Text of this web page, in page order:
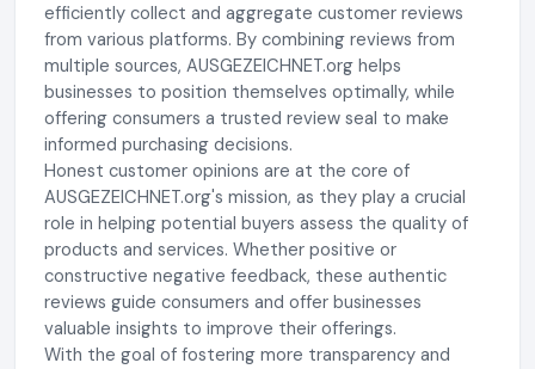
efficiently collect and aggregate customer reviews
from various platforms. By combining reviews from
multiple sources, AUSGEZEICHNET.org helps
businesses to position themselves optimally, while
offering consumers a trusted review seal to make
informed purchasing decisions.
Honest customer opinions are at the core of
AUSGEZEICHNET.org's mission, as they play a crucial
role in helping potential buyers assess the quality of
products and services. Whether positive or
constructive negative feedback, these authentic
reviews guide consumers and offer businesses
valuable insights to improve their offerings.
With the goal of fostering more transparency and